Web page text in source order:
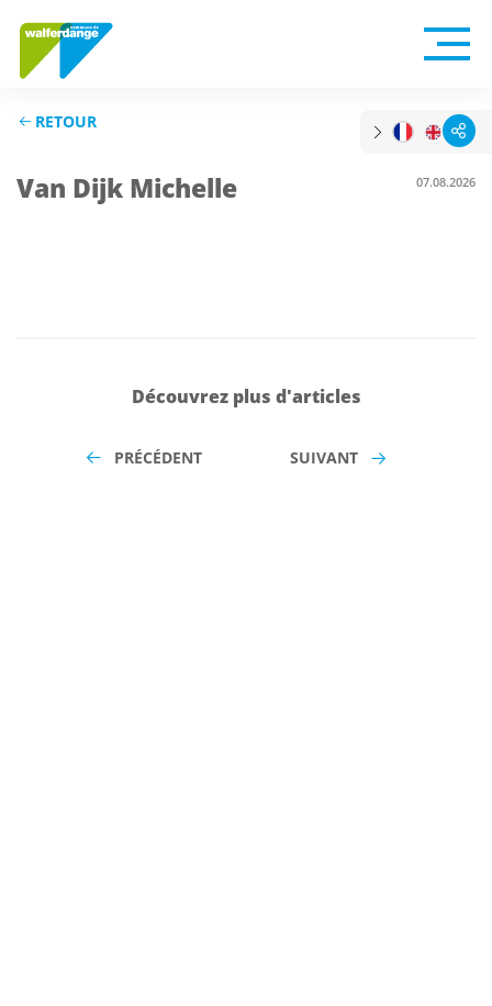
RETOUR
Van Dijk Michelle 07.08.2026
Découvrez plus d'articles
PRÉCÉDENT SUIVANT